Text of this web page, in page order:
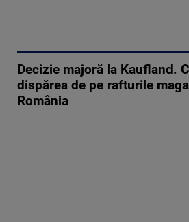
Decizie majoră la Kaufland.
dispărea de pe rafturile
România